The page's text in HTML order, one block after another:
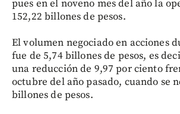
pues en el noveno mes del año la
152,22 billones de pesos.
El volumen negociado en acciones
fue de 5,74 billones de pesos, es
una reducción de 9,97 por ciento
octubre del año pasado, cuando se
billones de pesos.